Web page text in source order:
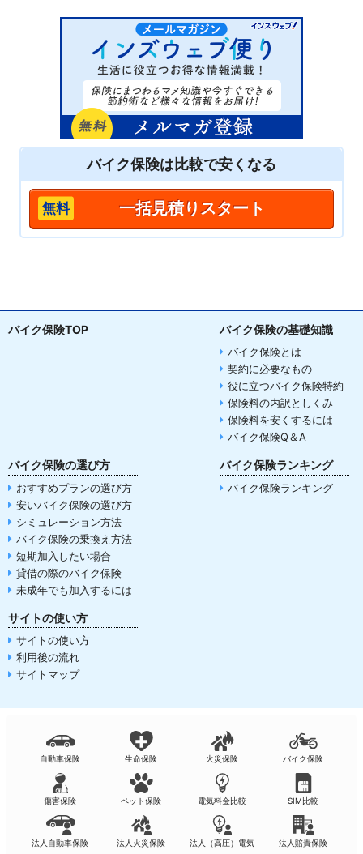
バイク保険は比較で安くなる
一括見積りスタート
バイク保険TOP バイク保険の基礎知識
バイク保険とは
契約に必要なもの
役に立つバイク保険特約
保険料の内訳としくみ
保険料を安くするには
バイク保険Q＆A
バイク保険の選び方
おすすめプランの選び方
安いバイク保険の選び方
シミュレーション方法
バイク保険の乗換え方法
短期加入したい場合
貸借の際のバイク保険
未成年でも加入するには
バイク保険ランキング
バイク保険ランキング
サイトの使い方
サイトの使い方
利用後の流れ
サイトマップ
自動車保険 生命保険 火災保険 バイク保険
傷害保険 ペット保険 電気料金比較 SIM比較
法人自動車保険 法人火災保険 法人（高圧）電気 法人賠責保険